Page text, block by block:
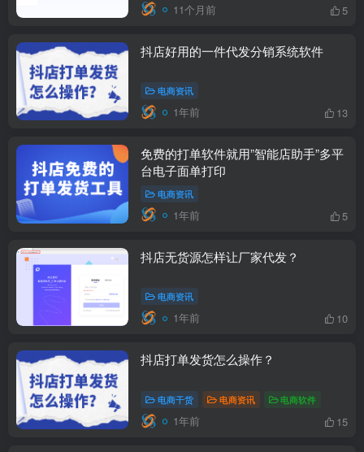
11个月前 5
抖店好用的一件代发分销系统软件
电商资讯
1年前 13
免费的打单软件就用”智能店助手”多平
台电子面单打印
电商资讯
1年前 5
抖店无货源怎样让厂家代发？
电商资讯
1年前 10
抖店打单发货怎么操作？
电商干货 电商资讯 电商软件
1年前 15